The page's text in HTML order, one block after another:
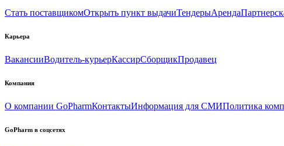
Стать поставщикомОткрыть пункт выдачиТендерыАренда
Карьера
ВакансииВодитель-курьерКассирСборщикПродавец
Компания
О компании GoPharmКонтактыИнформация для СМИПолитика
GoPharm в соцсетях